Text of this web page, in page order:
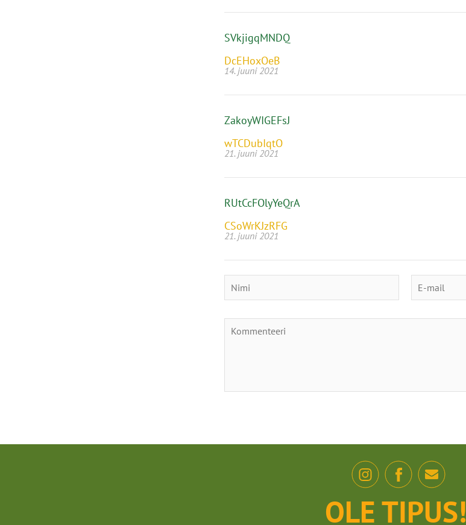
SVkjigqMNDQ
DcEHoxOeB
14. juuni 2021
ZakoyWIGEFsJ
wTCDubIqtO
21. juuni 2021
RUtCcFOlyYeQrA
CSoWrKJzRFG
21. juuni 2021
OLE TIPUS!